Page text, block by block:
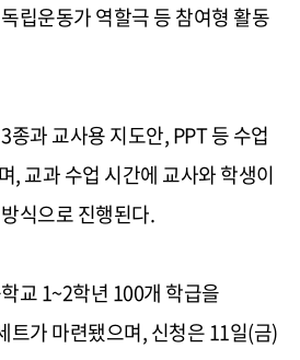
립운동가 역할극 등 참여형 활동
종과 교사용 지도안, PPT 등 수업
, 교과 수업 시간에 교사와 학생이
식으로 진행된다.
교 1~2학년 100개 학급을
트가 마련됐으며, 신청은 11일(금)